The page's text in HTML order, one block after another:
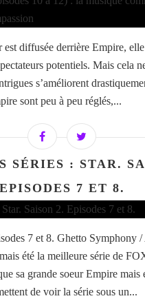
est diffusée derrière Empire,
potentiels. Mais cela
s’améliorent
sont peu à peu réglés,...
SÉRIES : STAR.
EPISODES 7 ET 8.
7 et 8. Ghetto Symphony
été la meilleure série de
sa grande soeur Empire mais
de voir la série sous un...